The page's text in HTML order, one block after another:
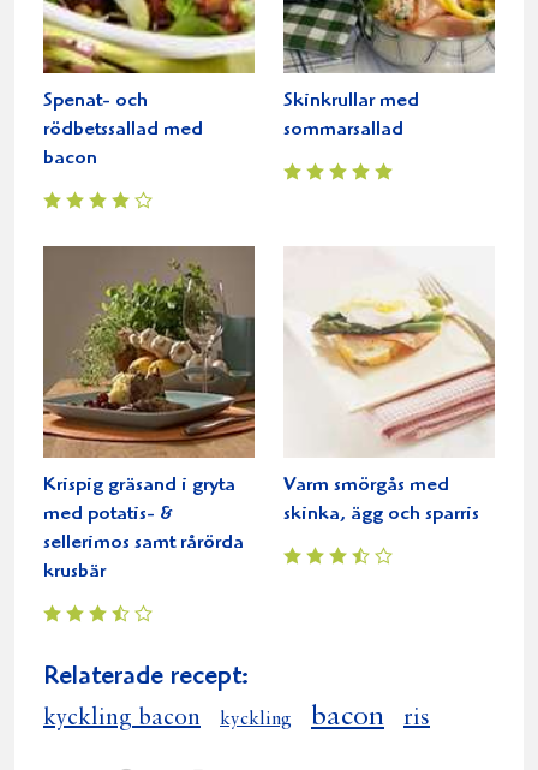
Spenat- och
rödbetssallad med
bacon
Skinkrullar med
sommarsallad
Krispig gräsand i gryta
med potatis- &
sellerimos samt rårörda
krusbär
Varm smörgås med
skinka, ägg och sparris
Relaterade recept:
kyckling bacon kyckling bacon ris